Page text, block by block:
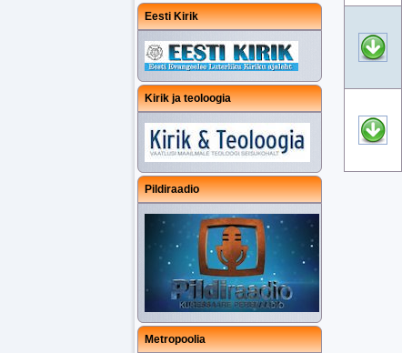
Eesti Kirik
Kirik ja teoloogia
Pildiraadio
Metropoolia